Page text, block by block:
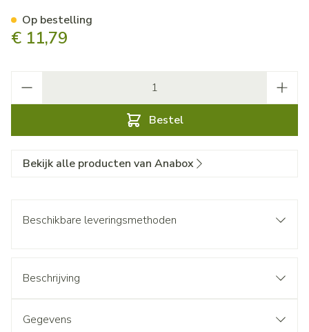
€ 11,79
Bestel
Op bestelling
Bekijk alle producten van Anabox
Beschikbare leveringsmethoden
Beschrijving
Gegevens